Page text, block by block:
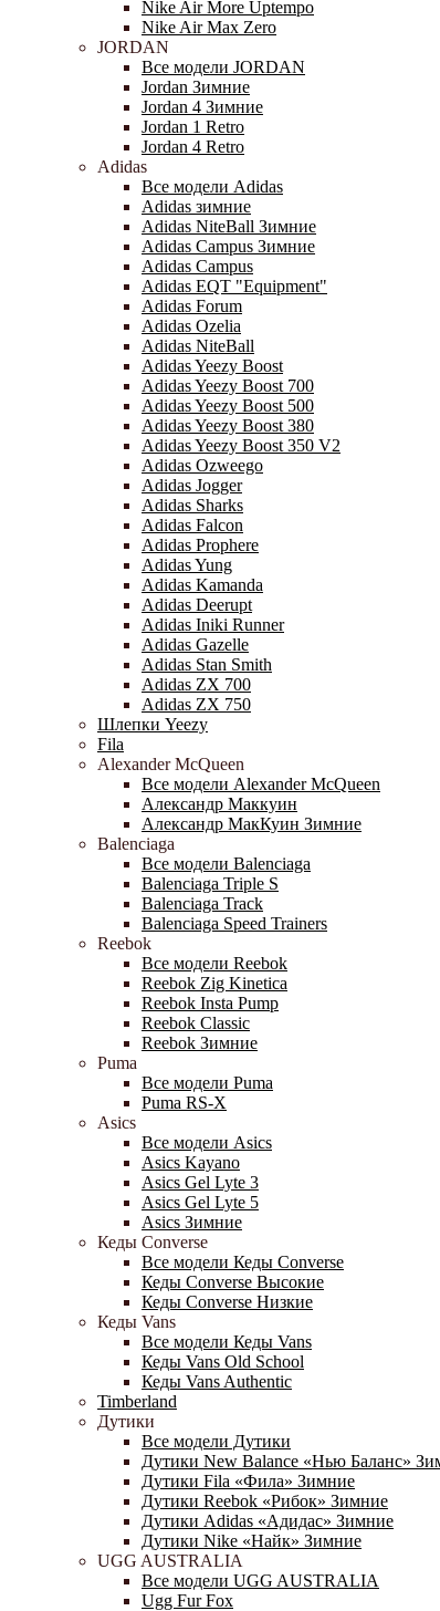
Nike Air More Uptempo
Nike Air Max Zero
JORDAN
Все модели JORDAN
Jordan Зимние
Jordan 4 Зимние
Jordan 1 Retro
Jordan 4 Retro
Adidas
Все модели Adidas
Adidas зимние
Adidas NiteBall Зимние
Adidas Campus Зимние
Adidas Campus
Adidas EQT "Equipment"
Adidas Forum
Adidas Ozelia
Adidas NiteBall
Adidas Yeezy Boost
Adidas Yeezy Boost 700
Adidas Yeezy Boost 500
Adidas Yeezy Boost 380
Adidas Yeezy Boost 350 V2
Adidas Ozweego
Adidas Jogger
Adidas Sharks
Adidas Falcon
Adidas Prophere
Adidas Yung
Adidas Kamanda
Adidas Deerupt
Adidas Iniki Runner
Adidas Gazelle
Adidas Stan Smith
Adidas ZX 700
Adidas ZX 750
Шлепки Yeezy
Fila
Alexander McQueen
Все модели Alexander McQueen
Александр Маккуин
Александр МакКуин Зимние
Balenciaga
Все модели Balenciaga
Balenciaga Triple S
Balenciaga Track
Balenciaga Speed Trainers
Reebok
Все модели Reebok
Reebok Zig Kinetica
Reebok Insta Pump
Reebok Classic
Reebok Зимние
Puma
Все модели Puma
Puma RS-X
Asics
Все модели Asics
Asics Kayano
Asics Gel Lyte 3
Asics Gel Lyte 5
Asics Зимние
Кеды Converse
Все модели Кеды Converse
Кеды Converse Высокие
Кеды Converse Низкие
Кеды Vans
Все модели Кеды Vans
Кеды Vans Old School
Кеды Vans Authentic
Timberland
Дутики
Все модели Дутики
Дутики New Balance «Нью Баланс»
Дутики Fila «Фила» Зимние
Дутики Reebok «Рибок» Зимние
Дутики Adidas «Адидас» Зимние
Дутики Nike «Найк» Зимние
UGG AUSTRALIA
Все модели UGG AUSTRALIA
Ugg Fur Fox